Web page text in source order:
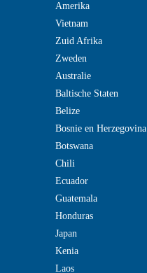
Amerika
Vietnam
Zuid Afrika
Zweden
Australie
Baltische Staten
Belize
Bosnie en Herzegovina
Botswana
Chili
Ecuador
Guatemala
Honduras
Japan
Kenia
Laos